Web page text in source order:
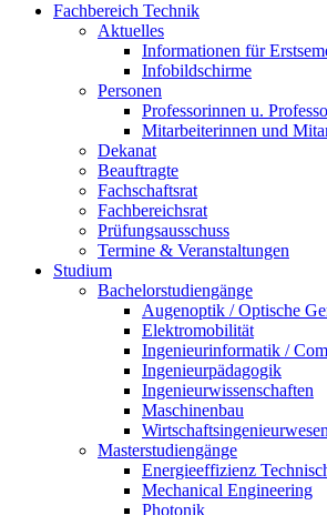
Fachbereich Technik
Aktuelles
Informationen für
Infobildschirme
Personen
Professorinnen u.
Mitarbeiterinnen und
Dekanat
Beauftragte
Fachschaftsrat
Fachbereichsrat
Prüfungsausschuss
Termine & Veranstaltungen
Studium
Bachelorstudiengänge
Augenoptik / Optische
Elektromobilität
Ingenieurinformatik /
Ingenieurpädagogik
Ingenieurwissenschaften
Maschinenbau
Wirtschaftsingenieurwesen
Masterstudiengänge
Energieeffizienz
Mechanical Engineering
Photonik